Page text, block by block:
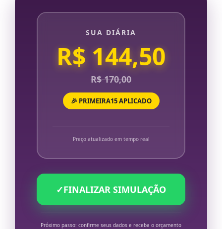
SUA DIÁRIA
R$ 144,50
R$ 170,00
🎉 PRIMEIRA15 APLICADO
Preço atualizado em tempo real
✓FINALIZAR SIMULAÇÃO
Próximo passo: confirme seus dados e receba o orçamento